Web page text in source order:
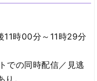
11時00分～11時29分
での同時配信／見逃